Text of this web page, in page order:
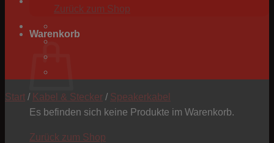
Zurück zum Shop
Warenkorb
Es befinden sich keine Produkte im Warenkorb.
Zurück zum Shop
Start / Kabel & Stecker / Speakerkabel